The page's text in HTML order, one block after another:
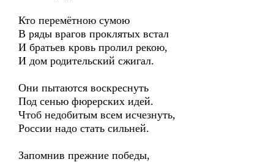
Кто перемётною сумою
В ряды врагов проклятых встал
И братьев кровь пролил рекою,
И дом родительский сжигал.
Они пытаются воскреснуть
Под сенью фюрерских идей.
Чтоб недобитым всем исчезнуть,
России надо стать сильней.
Запомнив прежние победы,